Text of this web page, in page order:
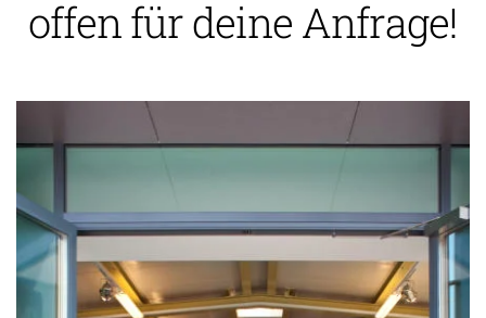
offen für deine Anfrage!